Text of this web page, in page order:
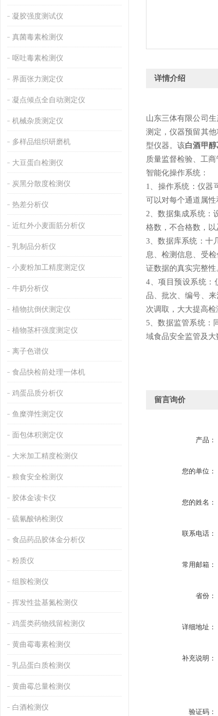
凝胶强度测试仪
真菌毒素检测仪
呕吐毒素检测仪
界面张力测定仪
凝点倾点全自动测定仪
机械杂质测定仪
多样品组织研磨机
大豆蛋白检测仪
炭黑分散度检测仪
热差分析仪
近红外小麦面筋分析仪
乳制品分析仪
小麦粉加工精度测定仪
牛奶分析仪
植物抗倒伏测定仪
植物茎杆强度测定仪
离子色谱仪
食品快检前处理一体机
鸡蛋品质分析仪
鱼糜弹性测定仪
面包体积测定仪
大米加工精度检测仪
粮食安全检测仪
胶体金读卡仪
硫氰酸钠检测仪
食品药品胶体金分析仪
粉质仪
组胺检测仪
挥发性盐基氮检测仪
鸡蛋类药物残留检测仪
黄曲霉毒素检测仪
乳品蛋白质检测仪
黄曲霉总量检测仪
白酒检测仪
详情介绍
山东三体有限公司
测定，仪器预留其
型仪器。该白酒甲
质量监督检验、工
智能化操作系统：
1、操作系统：仪器
可以对每个通道属
2、数据集成系统：
格数，不合格数，
3、数据库系统：十
息、检测信息、受
证数据的真实完整
4、项目预设系统：
品、批次、编号、
次调取，大大提高
5、数据监管系统：
域食品安全监管及
留言询价
产品：
您的单位：
您的姓名：
联系电话：
常用邮箱：
省份：
详细地址：
补充说明：
验证码：